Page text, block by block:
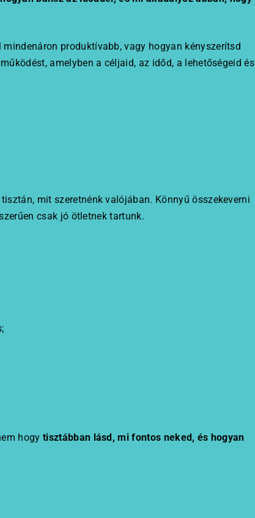
produktívabb, vagy hogyan kényszerítsd
amelyben a céljaid, az időd, a lehetőségeid és
mit szeretnénk valójában. Könnyű összekeverni
csak jó ötletnek tartunk.
hogy tisztábban lásd, mi fontos neked, és hogyan